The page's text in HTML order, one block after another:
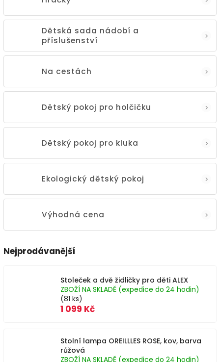
Dětská sada nádobí a
příslušenství
Na cestách
Dětský pokoj pro holčičku
Dětský pokoj pro kluka
Ekologický dětský pokoj
Výhodná cena
Nejprodávanější
Stoleček a dvě židličky pro děti ALEX
ZBOŽÍ NA SKLADĚ (expedice do 24 hodin)
(81 ks)
1 099 Kč
Stolní lampa OREILLLES ROSE, kov, barva
růžová
ZBOŽÍ NA SKLADĚ (expedice do 24 hodin)